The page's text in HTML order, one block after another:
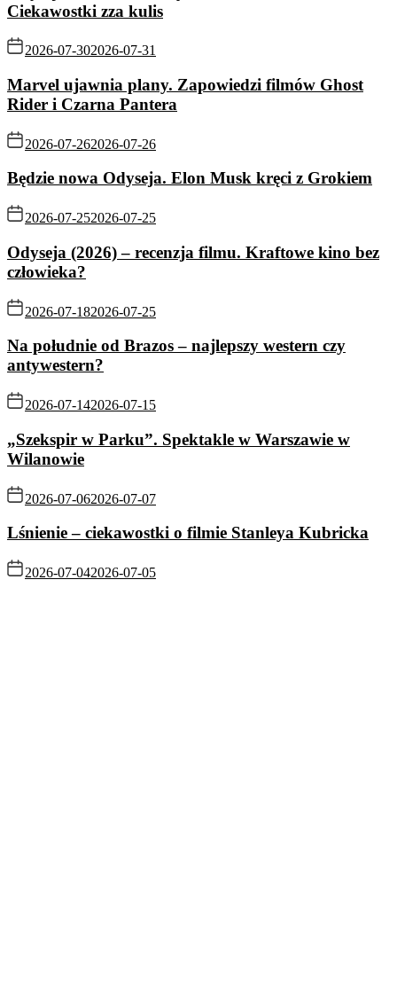
Ciekawostki zza kulis
2026-07-302026-07-31
Marvel ujawnia plany. Zapowiedzi filmów Ghost
Rider i Czarna Pantera
2026-07-262026-07-26
Będzie nowa Odyseja. Elon Musk kręci z Grokiem
2026-07-252026-07-25
Odyseja (2026) – recenzja filmu. Kraftowe kino bez
człowieka?
2026-07-182026-07-25
Na południe od Brazos – najlepszy western czy
antywestern?
2026-07-142026-07-15
„Szekspir w Parku”. Spektakle w Warszawie w
Wilanowie
2026-07-062026-07-07
Lśnienie – ciekawostki o filmie Stanleya Kubricka
2026-07-042026-07-05